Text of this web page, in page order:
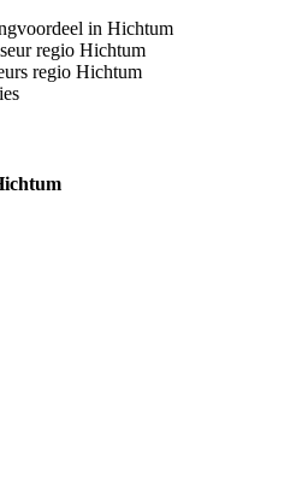
in Hichtum
regio Hichtum
regio Hichtum